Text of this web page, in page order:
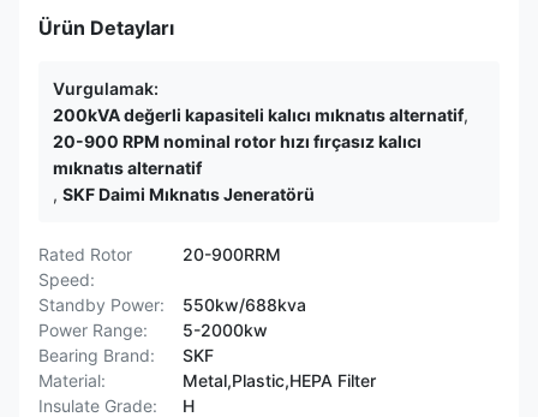
Ürün Detayları
Vurgulamak:
200kVA değerli kapasiteli kalıcı mıknatıs alternatif,
20-900 RPM nominal rotor hızı fırçasız kalıcı
mıknatıs alternatif
, SKF Daimi Mıknatıs Jeneratörü
Rated Rotor
Speed:
20-900RRM
Standby Power:
550kw/688kva
Power Range:
5-2000kw
Bearing Brand:
SKF
Material:
Metal,Plastic,HEPA Filter
Insulate Grade:
H